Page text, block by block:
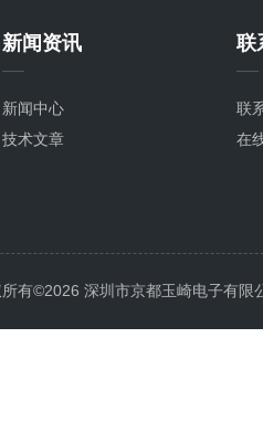
新闻资讯
新闻中心
技术文章
联
联
在
所有©2026 深圳市京都玉崎电子有